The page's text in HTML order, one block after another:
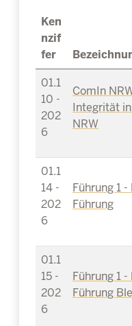
Ken
nzif
fer
01.1
10 -
202
6
ComIn
Integrität
NRW
01.1
14 -
202
6
Führung 1
Führung
01.1
15 -
202
6
Führung 1
Führung